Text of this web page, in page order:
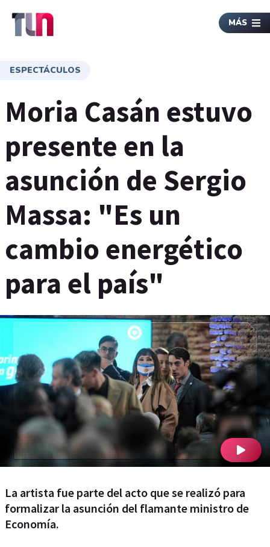
MÁS
ESPECTÁCULOS
Moria Casán estuvo
presente en la
asunción de Sergio
Massa: "Es un
cambio energético
para el país"
La artista fue parte del acto que se realizó para
formalizar la asunción del flamante ministro de
Economía.